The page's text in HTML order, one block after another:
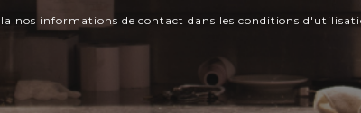
nos informations de contact dans les conditions